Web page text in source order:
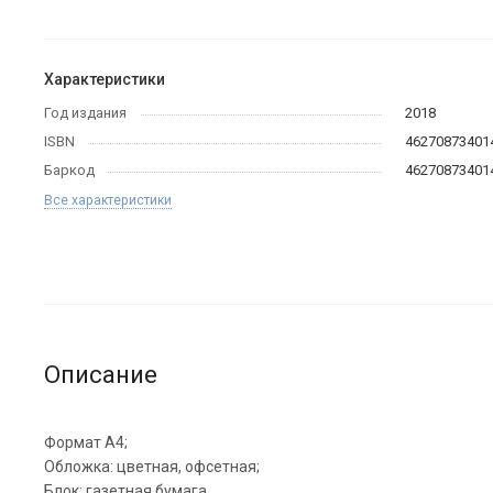
Характеристики
Год издания
2018
ISBN
Баркод
Все характеристики
Описание
Формат А4;
Обложка: цветная, офсетная;